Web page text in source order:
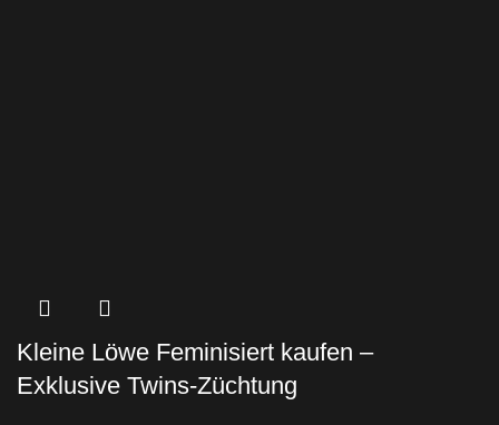
Kleine Löwe Feminisiert kaufen –
Exklusive Twins-Züchtung